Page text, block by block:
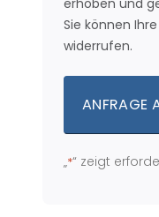
„*“ zeigt
Sie können
widerrufen.
Alternative: